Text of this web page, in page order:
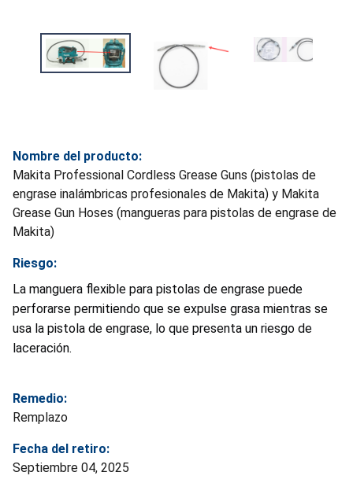
Nombre del producto:
Makita Professional Cordless Grease Guns (pistolas de
engrase inalámbricas profesionales de Makita) y Makita
Grease Gun Hoses (mangueras para pistolas de engrase de
Makita)
Riesgo:
La manguera flexible para pistolas de engrase puede
perforarse permitiendo que se expulse grasa mientras se
usa la pistola de engrase, lo que presenta un riesgo de
laceración.
Remedio:
Remplazo
Fecha del retiro:
Septiembre 04, 2025